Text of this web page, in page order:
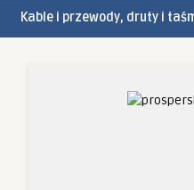
Kable i przewody, druty i